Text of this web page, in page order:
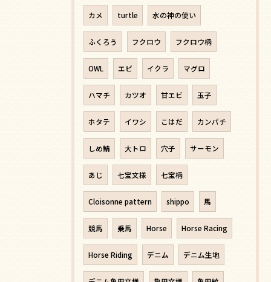
カメ turtle 水の神の使い
ふくろう フクロウ フクロウ柄
OWL エビ イクラ マグロ
ハマチ カツオ 甘エビ 玉子
ホタテ イワシ こはだ カンパチ
しめ鯖 大トロ 穴子 サーモン
あじ 七宝文様 七宝柄
Cloisonne pattern shippo 馬
競馬 乗馬 Horse Horse Racing
Horse Riding デニム デニム生地